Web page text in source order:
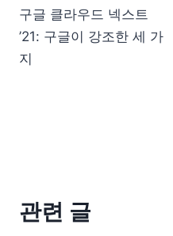
구글 클라우드 넥스트
’21: 구글이 강조한 세 가
지
관련 글